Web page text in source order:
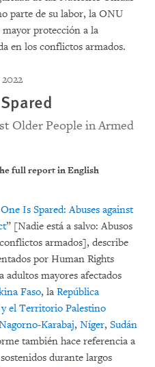
parte de su labor, la ONU
protección a la
en los conflictos armados.
Older People in Armed
full report in English
Is Spared: Abuses against
” [Nadie está a salvo: Abusos
armados], describe
por Human Rights
adultos mayores afectados
Faso, la República
el Territorio Palestino
Karabaj, Níger, Sudán
también hace referencia a
durante largos